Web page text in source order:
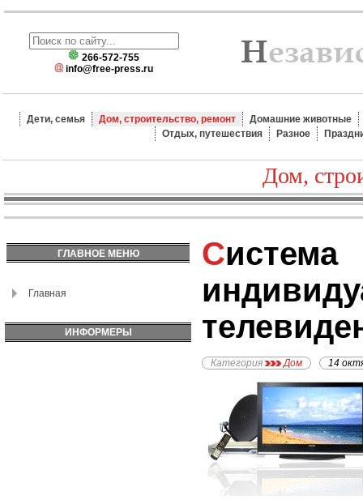
266-572-755
info@free-press.ru
Дети, семья Дом, строительство, ремонт
Домашние животные
Отдых, путешествия
Разное
Дом,
ГЛАВНОЕ МЕНЮ
Главная
ИНФОРМЕРЫ
Система
Категория Дом 14